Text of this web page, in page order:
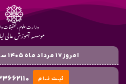
وزارت علوم ، تحقیقات
موسسه آموزش عالی
امروز۱۷ مرداد ماه ۱۴۰۵ ساعت ۱۰:۱۴ ق.ظ
ثبــت نــام